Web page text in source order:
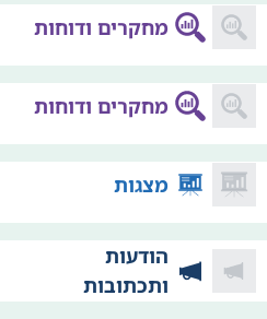
מחקרים ודוחות
מחקרים ודוחות
מצגות
הודעות
ותכתובות